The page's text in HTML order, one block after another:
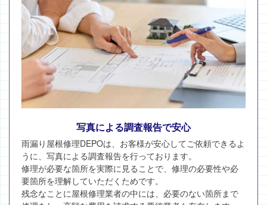
写真による調査報告で安心
雨漏り屋根修理DEPOは、お客様が安心してご依頼できるよ
うに、写真による調査報告を行っております。
修理が必要な箇所を実際に見ることで、修理の必要性や必
要箇所を理解していただくためです。
残念なことに屋根修理業者の中には、必要のない箇所まで